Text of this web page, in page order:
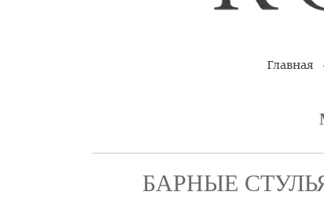
Главная
БАРНЫЕ